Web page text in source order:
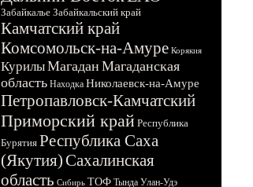
Забайкалье Забайкальский край
Камчатский край
Комсомольск-на-Амуре Корякия
КурилыМагадан Магаданская
область Находка Николаевск-на-Амуре
Петропавловск-Камчатский
Приморский край Республика
Бурятия Республика Саха
(Якутия)Сахалинская
область Сибирь ТОФ Тында Улан-Удэ